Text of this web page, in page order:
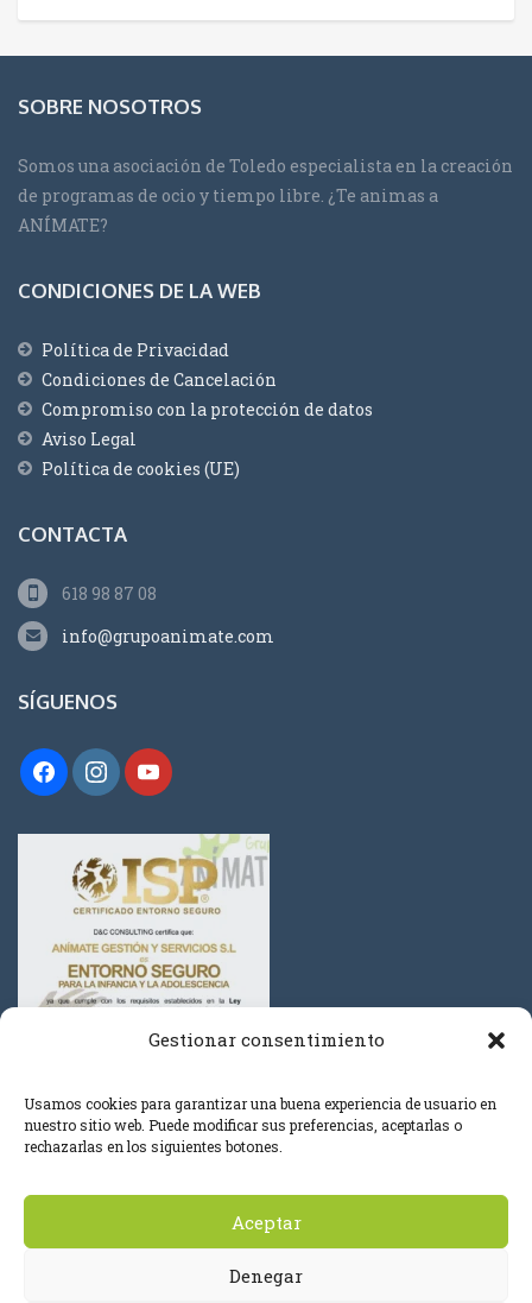
Gestionar consentimiento
Usamos cookies para garantizar una buena experiencia de usuario en
nuestro sitio web. Puede modificar sus preferencias, aceptarlas o
rechazarlas en los siguientes botones.
Aceptar
Denegar
SOBRE NOSOTROS
Somos una asociación de Toledo especialista en la creación
de programas de ocio y tiempo libre. ¿Te animas a
ANÍMATE?
CONDICIONES DE LA WEB
Política de Privacidad
Condiciones de Cancelación
Compromiso con la protección de datos
Aviso Legal
Política de cookies (UE)
CONTACTA
618 98 87 08
info@grupoanimate.com
SÍGUENOS
© Grupo Anímate 2019. Todos los derechos reservados.